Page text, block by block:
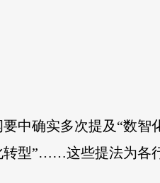
中确实多次提及“数
型”……这些提法为各